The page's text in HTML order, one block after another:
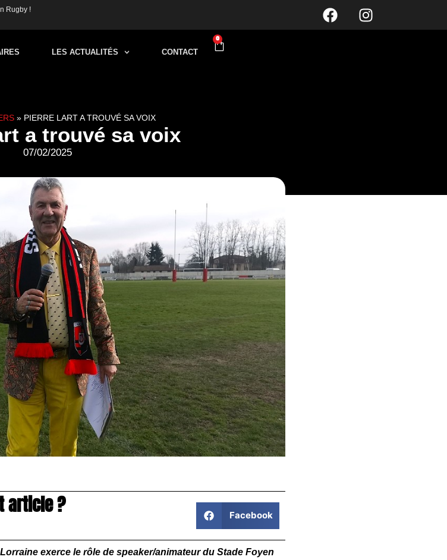
Rugby !
LES ACTUALITÉS CONTACT
0
» PIERRE LART A TROUVÉ SA VOIX
a trouvé sa voix
07/02/2025
article ? Facebook
exerce le rôle de speaker/animateur du Stade Foyen